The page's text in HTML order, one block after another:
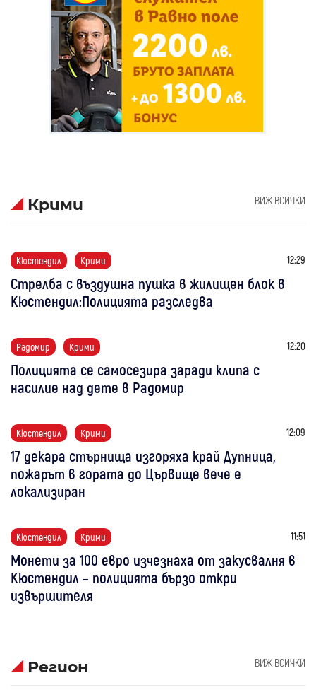
Крими ВИЖ ВСИЧКИ
Кюстендил Крими 12:29
Стрелба с въздушна пушка в жилищен блок в
Кюстендил:Полицията разследва
Радомир Крими 12:20
Полицията се самосезира заради клипа с
насилие над дете в Радомир
Кюстендил Крими 12:09
17 декара стърнища изгоряха край Дупница,
пожарът в гората до Цървище вече е
локализиран
Кюстендил Крими 11:51
Монети за 100 евро изчезнаха от закусвалня в
Кюстендил – полицията бързо откри
извършителя
Регион ВИЖ ВСИЧКИ